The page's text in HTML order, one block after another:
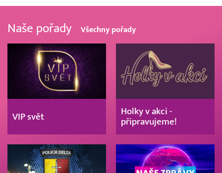
Naše pořady Všechny pořady
VIP svět
Holky v akci -
připravujeme!